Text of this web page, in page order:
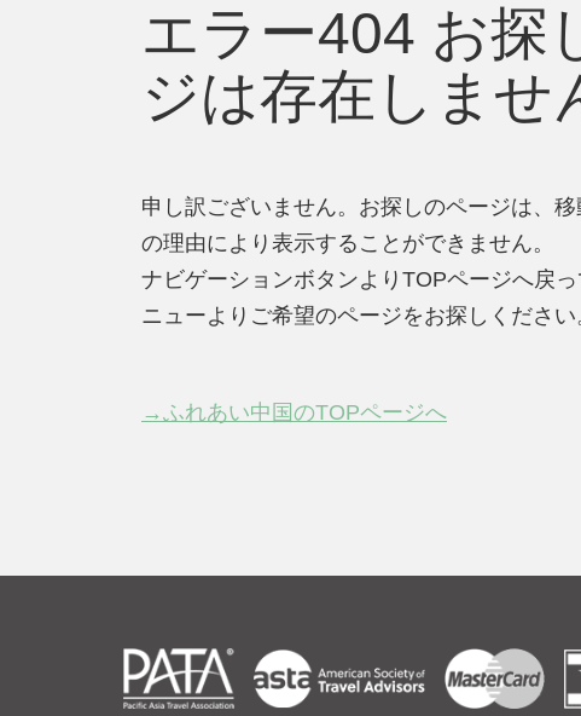
エラー404 お探
ジは存在しませ
申し訳ございません。お探しのページは、
の理由により表示することができません。
ナビゲーションボタンよりTOPページへ戻
ニューよりご希望のページをお探しください
→ふれあい中国のTOPページへ